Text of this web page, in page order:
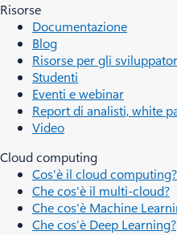
Risorse
Documentazione
Blog
Risorse per gli
Studenti
Eventi e webinar
Report di analisti, white
Video
Cloud computing
Cos'è il cloud computing?
Che cos'è il multi-cloud?
Che cos'è Machine
Che cos’è Deep Learning?